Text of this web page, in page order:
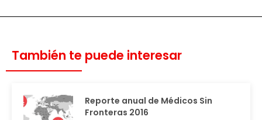
También te puede interesar
Reporte anual de Médicos Sin
Fronteras 2016